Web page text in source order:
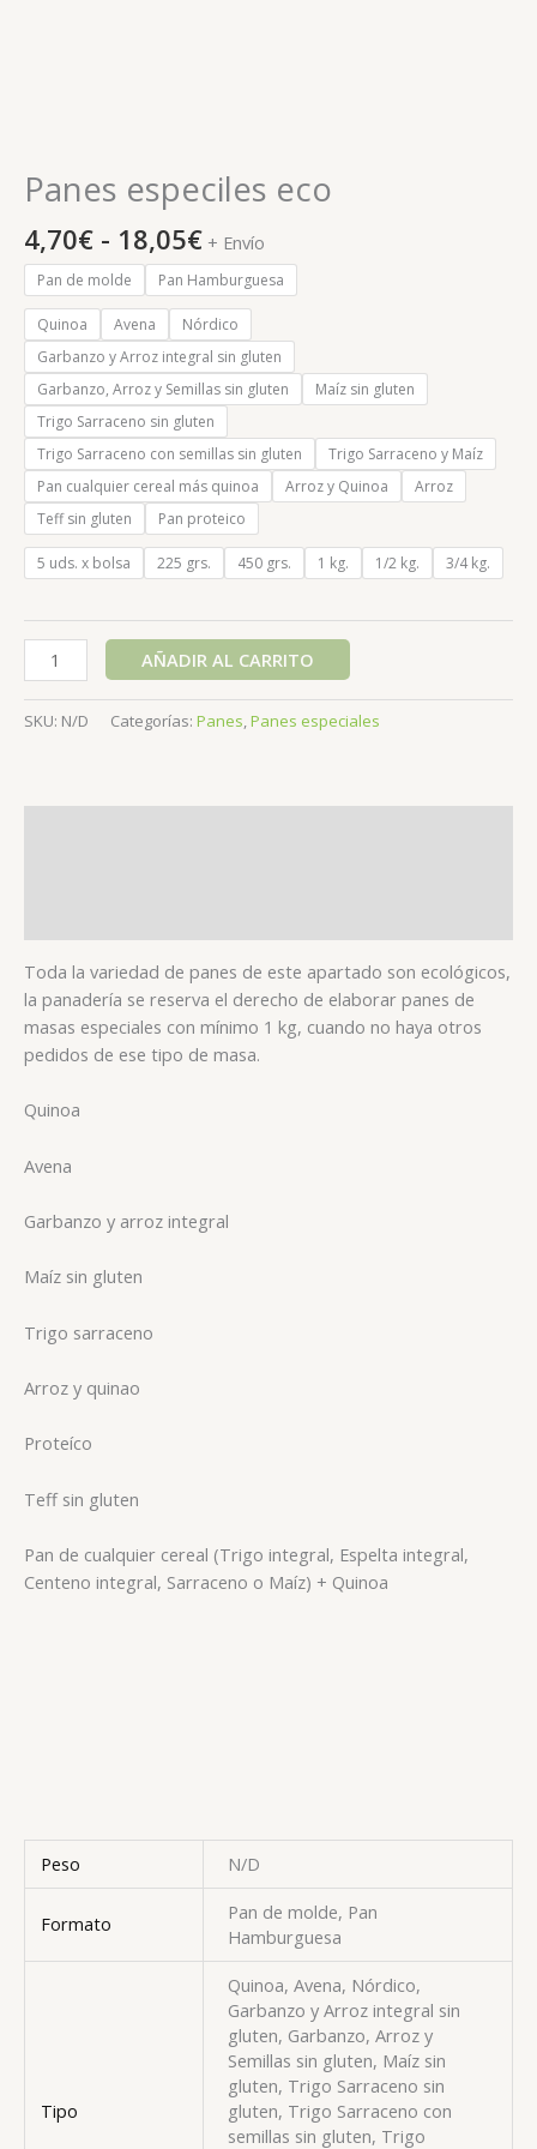
Panes especiles eco
4,70€ - 18,05€ + Envío
Pan de molde Pan Hamburguesa
Quinoa Avena
Nórdico
Garbanzo y Arroz integral sin gluten
Garbanzo, Arroz y Semillas sin gluten
Maíz sin gluten
Trigo Sarraceno sin gluten
Trigo Sarraceno con semillas sin gluten
Trigo Sarraceno y Maíz
Pan cualquier cereal más quinoa
Arroz y Quinoa
Arroz
Teff sin gluten
Pan proteico
5 uds. x bolsa 225 grs. 450 grs. 1 kg. 1/2 kg. 3/4 kg.
AÑADIR AL CARRITO
SKU: N/D Categorías: Panes,Panes especiales
Toda la variedad de panes de este apartado son ecológicos,
la panadería se reserva el derecho de elaborar panes de
masas especiales con mínimo 1 kg, cuando no haya otros
pedidos de ese tipo de masa.
Quinoa
Avena
Garbanzo y arroz integral
Maíz sin gluten
Trigo sarraceno
Arroz y quinao
Proteíco
Teff sin gluten
Pan de cualquier cereal (Trigo integral, Espelta integral,
Centeno integral, Sarraceno o Maíz) + Quinoa
Peso N/D
Formato
Pan de molde, Pan
Hamburguesa
Tipo
Quinoa, Avena, Nórdico,
Garbanzo y Arroz integral sin
gluten, Garbanzo, Arroz y
Semillas sin gluten, Maíz sin
gluten, Trigo Sarraceno sin
gluten, Trigo Sarraceno con
semillas sin gluten, Trigo